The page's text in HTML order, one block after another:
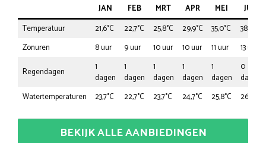
JAN FEB MRT APR MEI
JUN
Temperatuur
21,6°C 22,7°C 25,8°C 29,9°C 35,0°C
38,1°C
Zonuren
8 uur 9 uur 10 uur 10 uur 11 uur
13 uur
Regendagen
1
dagen
1
dagen
1
dagen
1
dagen
1
dagen
0
dagen
Watertemperaturen
23,7°C 22,7°C 23,7°C 24,7°C 25,8°C 26,8°C
BEKIJK ALLE AANBIEDINGEN